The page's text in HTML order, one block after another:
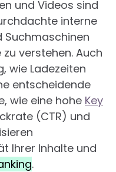
und Videos sind
interne
Suchmaschinen
verstehen. Auch
wie Ladezeiten
entscheidende
wie eine hohe Key
(CTR) und
Ihrer Inhalte und
.